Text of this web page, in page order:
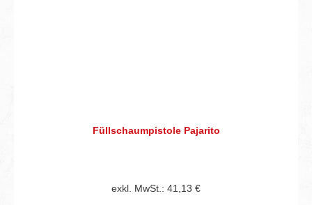
Füllschaumpistole Pajarito
exkl. MwSt.: 41,13 €